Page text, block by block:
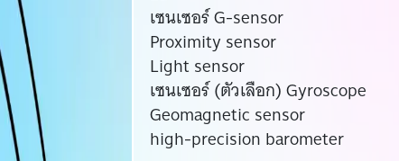
เซนเซอร์ G-sensor
Proximity sensor
Light sensor
เซนเซอร์ (ตัวเลือก) Gyroscope
Geomagnetic sensor
high-precision barometer